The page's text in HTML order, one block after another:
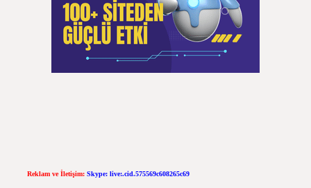
Reklam ve İletişim: Skype: live:.cid.575569c608265c69